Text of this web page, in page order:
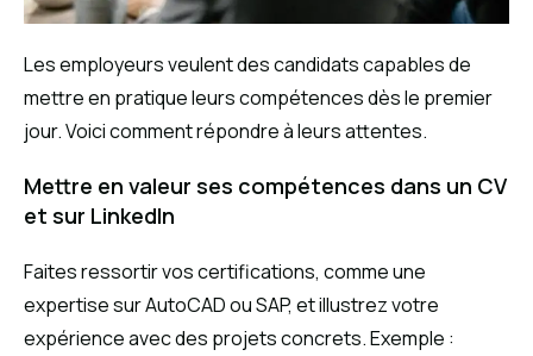
Les employeurs veulent des candidats capables de
mettre en pratique leurs compétences dès le premier
jour. Voici comment répondre à leurs attentes.
Mettre en valeur ses compétences dans un CV
et sur LinkedIn
Faites ressortir vos certifications, comme une
expertise sur AutoCAD ou SAP, et illustrez votre
expérience avec des projets concrets. Exemple :